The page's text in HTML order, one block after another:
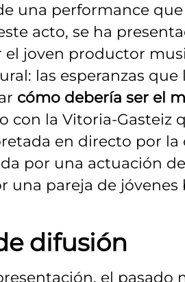
una performance
acto, se ha
el joven productor
las esperanzas
cómo debería ser el
con la Vitoria-Gasteiz
en directo por la
por una actuación
una pareja de jóvenes
difusión
el pasado